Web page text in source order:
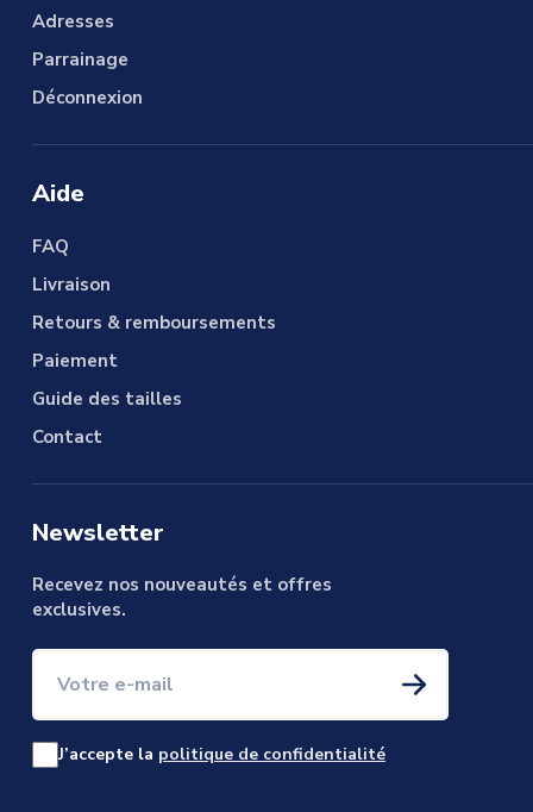
Adresses
Parrainage
Déconnexion
Aide
FAQ
Livraison
Retours & remboursements
Paiement
Guide des tailles
Contact
Newsletter
Recevez nos nouveautés et offres
exclusives.
J’accepte la politique de confidentialité